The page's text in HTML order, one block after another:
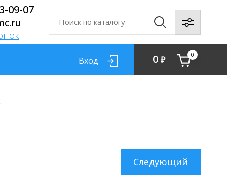
Вход 0 ₽ 0
09-07
Следующий